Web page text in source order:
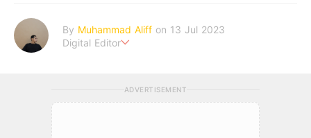
By Muhammad Aliff on 13 Jul 2023
Digital Editor
ADVERTISEMENT